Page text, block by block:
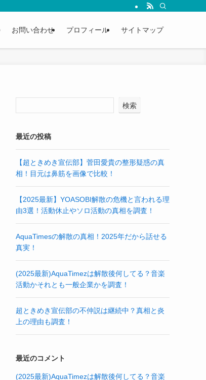
お問い合わせ プロフィール サイトマップ
検索
最近の投稿
【超ときめき宣伝部】菅田愛貴の整形疑惑の真
相！目元は鼻筋を画像で比較！
【2025最新】YOASOBI解散の危機と言われる理
由3選！活動休止やソロ活動の真相を調査！
AquaTimesの解散の真相！2025年だから話せる
真実！
(2025最新)AquaTimezは解散後何してる？音楽
活動かそれとも一般企業かを調査！
超ときめき宣伝部の不仲説は継続中？真相と炎
上の理由も調査！
最近のコメント
(2025最新)AquaTimezは解散後何してる？音楽